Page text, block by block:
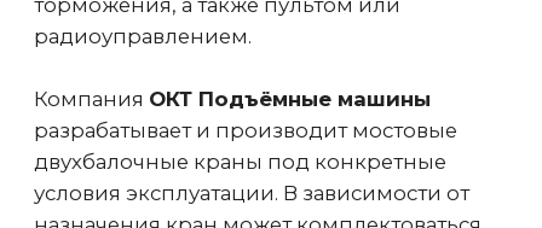
от столкновения
Предотвращение столкновения крана
с препятствием или с другим краном
на одних путях. Рекомендуется
устанавливать 2 датчика на опорные
краны и 4 датчика на подвесные